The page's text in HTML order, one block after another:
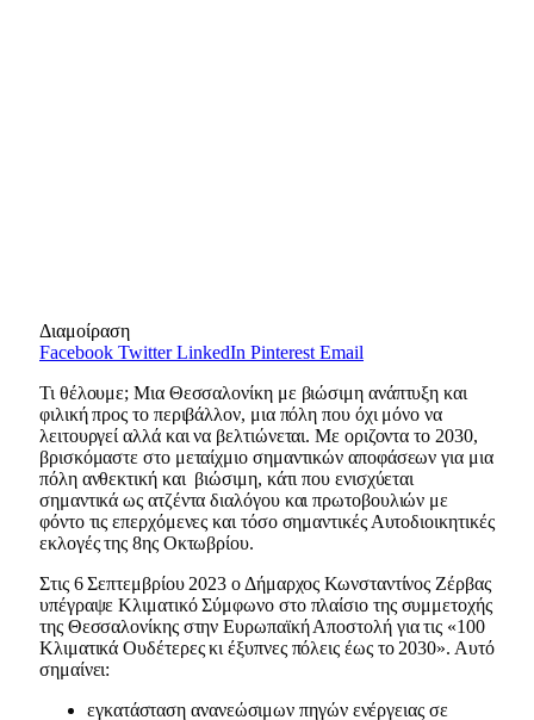
Διαμοίραση
Facebook Twitter LinkedIn Pinterest Email
Τι θέλουμε; Μια Θεσσαλονίκη με βιώσιμη ανάπτυξη και
φιλική προς το περιβάλλον, μια πόλη που όχι μόνο να
λειτουργεί αλλά και να βελτιώνεται. Με οριζοντα το 2030,
βρισκόμαστε στο μεταίχμιο σημαντικών αποφάσεων για μια
πόλη ανθεκτική και βιώσιμη, κάτι που ενισχύεται
σημαντικά ως ατζέντα διαλόγου και πρωτοβουλιών με
φόντο τις επερχόμενες και τόσο σημαντικές Αυτοδιοικητικές
εκλογές της 8ης Οκτωβρίου.
Στις 6 Σεπτεμβρίου 2023 ο Δήμαρχος Κωνσταντίνος Ζέρβας
υπέγραψε Κλιματικό Σύμφωνο στο πλαίσιο της συμμετοχής
της Θεσσαλονίκης στην Ευρωπαϊκή Αποστολή για τις «100
Κλιματικά Ουδέτερες κι έξυπνες πόλεις έως το 2030». Αυτό
σημαίνει:
εγκατάσταση ανανεώσιμων πηγών ενέργειας σε